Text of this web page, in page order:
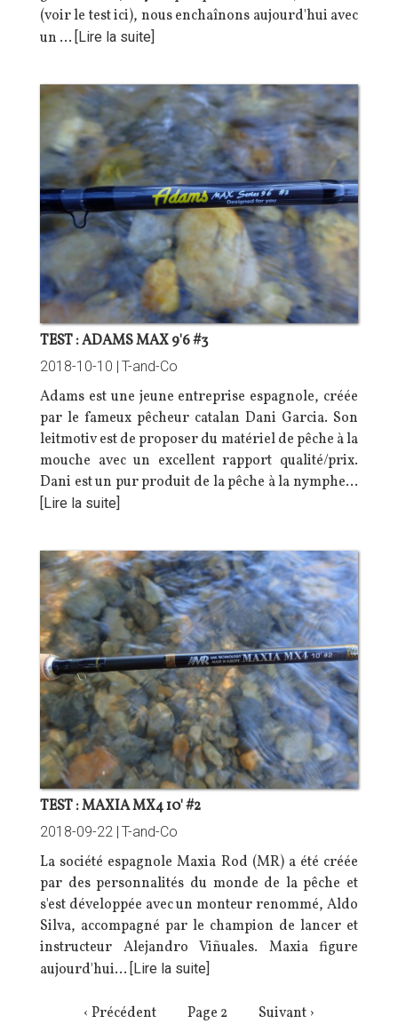
(voir le testici), nous enchaînons aujourd'hui avec
un … [Lire la suite]
TEST : ADAMS MAX 9'6 #3
2018-10-10 | T-and-Co
Adams est une jeune entreprise espagnole, créée
par le fameux pêcheur catalan Dani Garcia. Son
leitmotiv est de proposer du matériel de pêche à la
mouche avec un excellent rapport qualité/prix.
Dani est un pur produit de la pêche à la nymphe…
[Lire la suite]
TEST : MAXIA MX4 10' #2
2018-09-22 | T-and-Co
La société espagnole Maxia Rod (MR) a été créée
par des personnalités du monde de la pêche et
s'est développée avec un monteur renommé, Aldo
Silva, accompagné par le champion de lancer et
instructeur Alejandro Viñuales. Maxia figure
aujourd'hui… [Lire la suite]
PAGINATION
Page
‹ Précédent Page 2
Page
Suivant ›